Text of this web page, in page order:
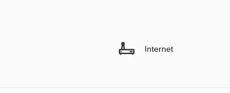
Internet